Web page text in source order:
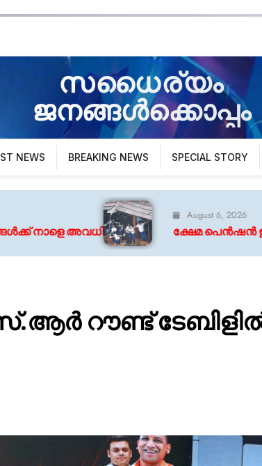
സധൈര്യം
ജനങ്ങൾക്കൊപ്പം
NEWS BREAKING NEWS SPECIAL STORY
August 6, 2026
ക്ഷേമ പെൻഷൻ ഇനി നേരിട്ടില്ല ;
റൗണ്ട് ടേബിളില്‍